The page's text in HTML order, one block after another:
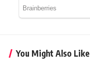
You Might Also Like